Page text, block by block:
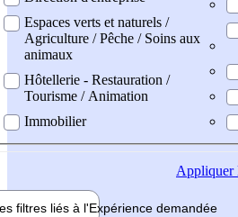
Espaces verts et naturels /
Agriculture / Pêche / Soins aux
animaux
Hôtellerie - Restauration /
Tourisme / Animation
Immobilier
Appliquer
filtres liés à l'Expérience demandée